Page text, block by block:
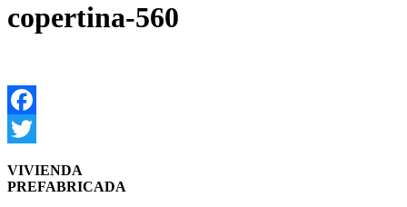
copertina-560
Facebook
VIVIENDA
PREFABRICADA